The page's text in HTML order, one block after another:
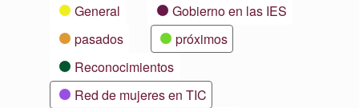
General
Gobierno en las IES
pasados
próximos
Reconocimientos
Red de mujeres en TIC